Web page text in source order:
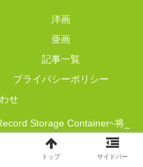
洋画
亜画
記事一覧
プライバシーポリシー
せ
Storage Container~将_
Reserved.
トップ サイドバー